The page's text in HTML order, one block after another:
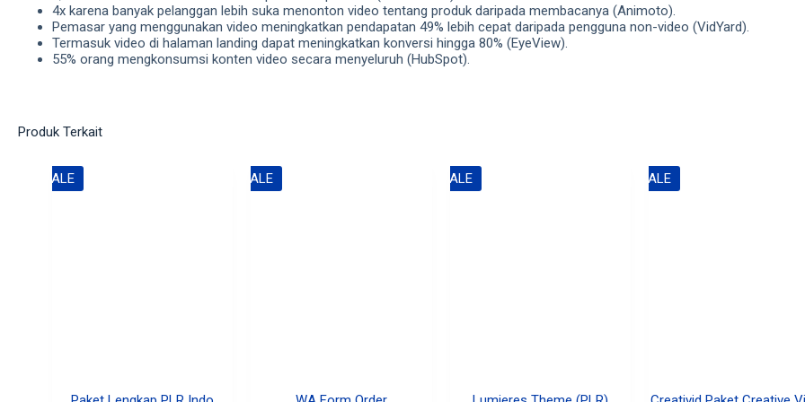
4x karena banyak pelanggan lebih suka menonton video tentang produk daripada membacanya (Animoto).
Pemasar yang menggunakan video meningkatkan pendapatan 49% lebih cepat daripada pengguna non-video (VidYard).
Termasuk video di halaman landing dapat meningkatkan konversi hingga 80% (EyeView).
55% orang mengkonsumsi konten video secara menyeluruh (HubSpot).
Produk Terkait
SALE SALE SALE SALE